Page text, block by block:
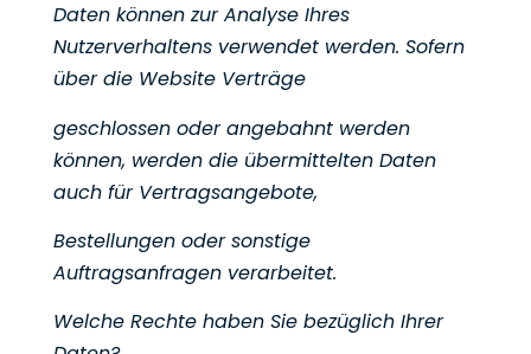
Daten können zur Analyse Ihres
Nutzerverhaltens verwendet werden. Sofern
über die Website Verträge
geschlossen oder angebahnt werden
können, werden die übermittelten Daten
auch für Vertragsangebote,
Bestellungen oder sonstige
Auftragsanfragen verarbeitet.
Welche Rechte haben Sie bezüglich Ihrer